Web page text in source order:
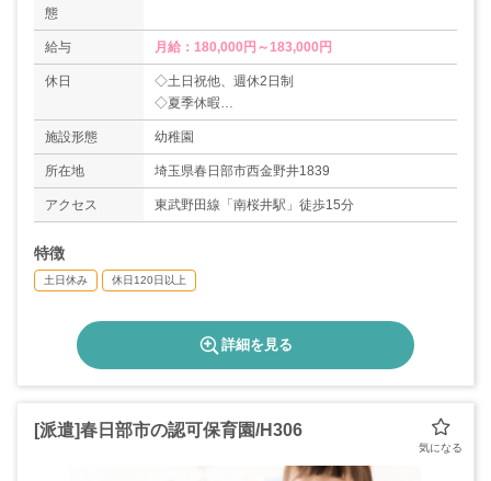
態
給与 月給：180,000円～183,000円
休日
◇土日祝他、週休2日制
◇夏季休暇
◇年末年始休暇
◇年間休日数143日
施設形態 幼稚園
所在地 埼玉県春日部市西金野井1839
アクセス 東武野田線「南桜井駅」徒歩15分
特徴
土日休み 休日120日以上
詳細を見る
[派遣]春日部市の認可保育園/H306